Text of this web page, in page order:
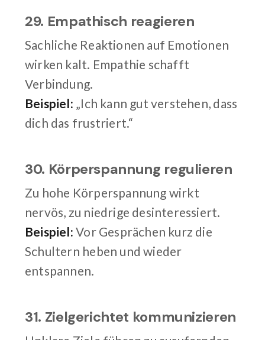
29. Empathisch reagieren
Sachliche Reaktionen auf Emotionen
wirken kalt. Empathie schafft
Verbindung.
Beispiel: „Ich kann gut verstehen, dass
dich das frustriert.“
30. Körperspannung regulieren
Zu hohe Körperspannung wirkt
nervös, zu niedrige desinteressiert.
Beispiel: Vor Gesprächen kurz die
Schultern heben und wieder
entspannen.
31. Zielgerichtet kommunizieren